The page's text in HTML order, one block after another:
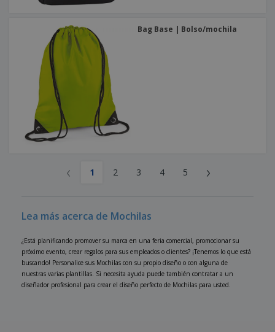
Bag Base | Bolso/mochila
‹ 1 2 3 4 5 ›
Lea más acerca de Mochilas
¿Está planificando promover su marca en una feria comercial, promocionar su
próximo evento, crear regalos para sus empleados o clientes? ¡Tenemos lo que está
buscando! Personalice sus Mochilas con su propio diseño o con alguna de
nuestras varias plantillas. Si necesita ayuda puede también contratar a un
diseñador profesional para crear el diseño perfecto de Mochilas para usted.